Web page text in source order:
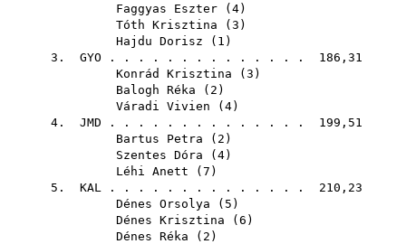
Faggyas Eszter ( 4)
Tóth Krisztina ( 3 )
Hajdu Dorisz ( 1 )
3. GYO . . . . . . . . . . . . . . 186,31
Konrád Krisztina ( 3 )
Balogh Réka ( 2 )
Váradi Vivien ( 4)
4. JMD . . . . . . . . . . . . . . 199,51
Bartus Petra ( 2 )
Szentes Dóra ( 4)
Léhi Anett ( 7 )
5. KAL . . . . . . . . . . . . . . 210,23
Dénes Orsolya ( 5 )
Dénes Krisztina ( 6 )
Dénes Réka ( 2 )